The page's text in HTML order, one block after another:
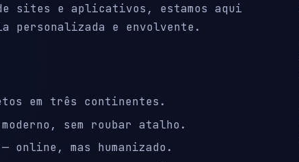
sites e aplicativos, estamos aqui
personalizada e envolvente.
em três continentes.
sem roubar atalho.
— online, mas humanizado.